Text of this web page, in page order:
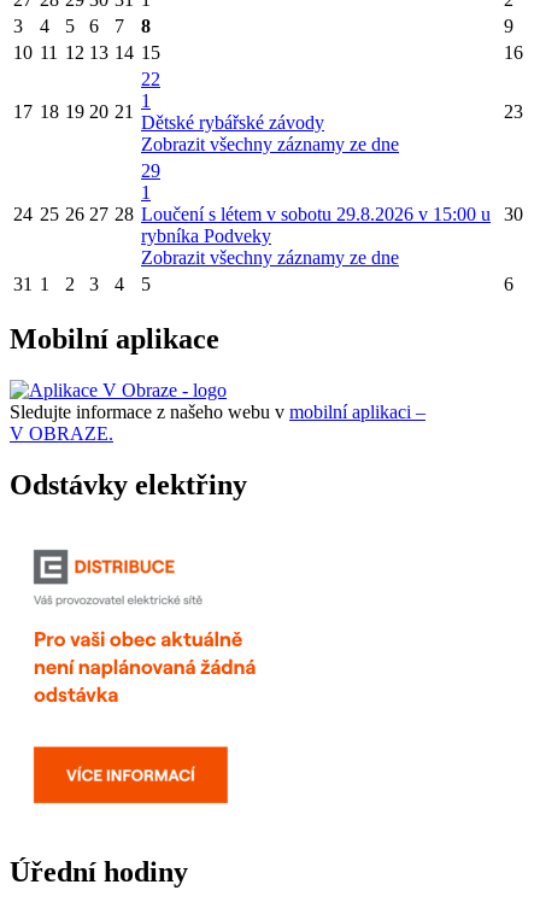
3
4 5 6 7 8
9
10 11 12 13 14 15 16
17 18 19 20 21
22
1
Dětské rybářské závody
Zobrazit všechny záznamy ze dne
23
24 25 26 27 28
29
1
Loučení s létem v sobotu 29.8.2026 v 15:00 u
rybníka Podveky
Zobrazit všechny záznamy ze dne
30
31 1 2 3 4 5 6
Mobilní aplikace
Sledujte informace z našeho webu v mobilní aplikaci –
V OBRAZE.
Odstávky elektřiny
Úřední hodiny